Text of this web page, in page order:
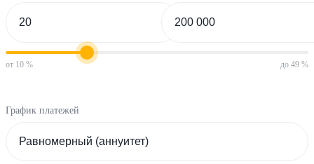
от 10 % до 49 %
График платежей